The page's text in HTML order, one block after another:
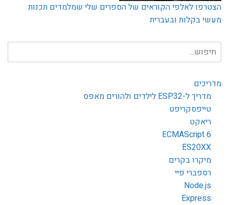
הצטרפו לאלפי הקוראים של הספרים שלי שמלמדים תכנות
מעשי בקלות ובעברית
חיפוש
עבור:
מדריכים
מדריך ל-ESP32 לילדים ולהורים מאפס
טייפסקריפט
ריאקט
ECMAScript 6
ES20XX
מיקרו בקרים
רספברי פיי
Node.js
Express